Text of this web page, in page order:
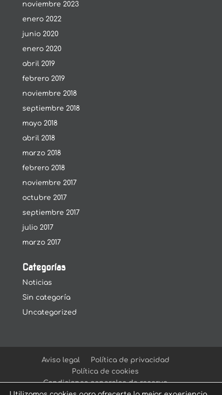
noviembre 2023
enero 2022
junio 2020
enero 2020
abril 2019
febrero 2019
noviembre 2018
septiembre 2018
mayo 2018
abril 2018
marzo 2018
febrero 2018
noviembre 2017
octubre 2017
septiembre 2017
julio 2017
marzo 2017
Categorías
Noticias
Sin categoría
Uncategorized
Aviso legal
Política de privacidad
Política de cookies
Condiciones generales de reserva